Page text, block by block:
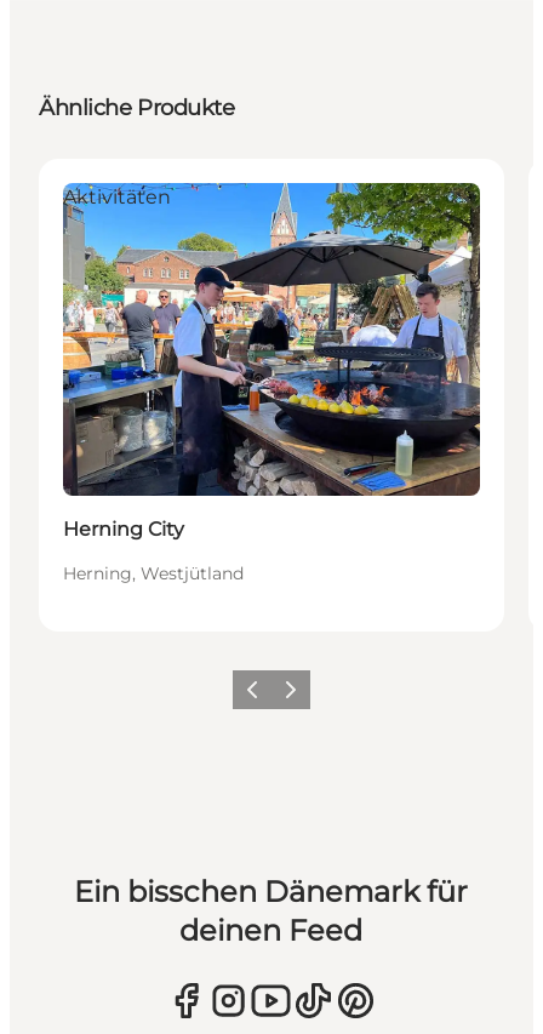
Ähnliche Produkte
Aktivitäten
Herning City
Herning, Westjütland
ZurückWeiter
Ein bisschen Dänemark für
deinen Feed